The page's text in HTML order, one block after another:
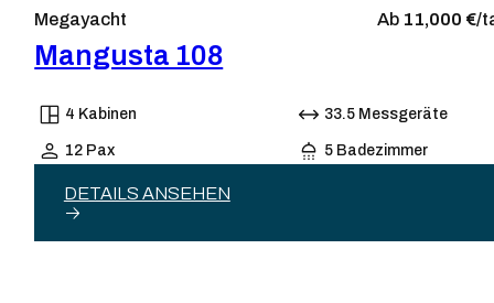
Megayacht Ab 11,000 €/
Mangusta 108
4 Kabinen 33.5 Messgeräte
12 Pax 5 Badezimmer
DETAILS ANSEHEN